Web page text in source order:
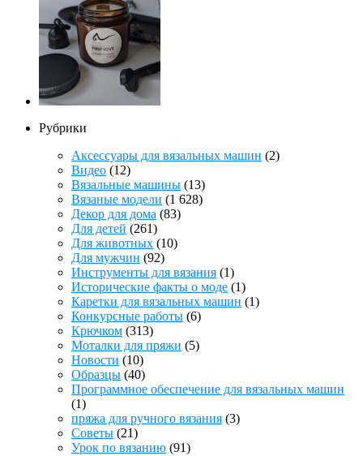
Рубрики
Аксессуары для вязальных машин (2)
Видео (12)
Вязальные машины (13)
Вязаные модели (1 628)
Декор для дома (83)
Для детей (261)
Для животных (10)
Для мужчин (92)
Инструменты для вязания (1)
Исторические факты о моде (1)
Каретки для вязальных машин (1)
Конкурсные работы (6)
Крючком (313)
Моталки для пряжи (5)
Новости (10)
Образцы (40)
Программное обеспечение для вязальных машин
(1)
пряжа для ручного вязания (3)
Советы (21)
Урок по вязанию (91)